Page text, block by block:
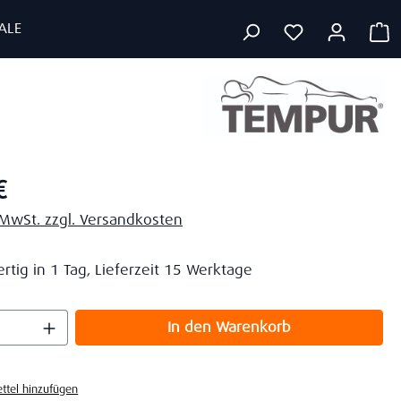
zzgl. Versandkosten
in 1 Tag, Lieferzeit 15 Werktage
Anzahl: Gib den gewünschten Wert
In den Warenkorb
hinzufügen